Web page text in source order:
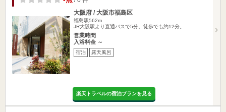
大阪府 / 大阪市福島区
福島駅562m
JR大阪駅より直通バスで5分。徒歩でも約12分。
営業時間
入浴料金 ～
宿泊 露天風呂
楽天トラベルの宿泊プランを見る